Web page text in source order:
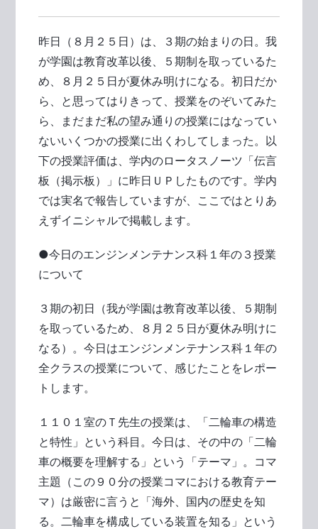
昨日（８月２５日）は、３期の始まりの日。我
が学園は教育改革以後、５期制を取っているた
め、８月２５日が夏休み明けになる。初日だか
ら、と思ってはりきって、授業をのぞいてみた
ら、まだまだ私の望み通りの授業にはなってい
ないいくつかの授業に出くわしてしまった。以
下の授業評価は、学内のロータスノーツ「伝言
板（掲示板）」に昨日ＵＰしたものです。学内
では実名で報告していますが、ここではとりあ
えずイニシャルで掲載します。
●今日のエンジンメンテナンス科１年の３授業
について
３期の初日（我が学園は教育改革以後、５期制
を取っているため、８月２５日が夏休み明けに
なる）。今日はエンジンメンテナンス科１年の
全クラスの授業について、感じたことをレポー
トします。
１１０１室のＴ先生の授業は、「二輪車の構造
と特性」という科目。今日は、その中の「二輪
車の概要を理解する」という「テーマ」。コマ
主題（この９０分の授業コマにおける教育テー
マ）は厳密に言うと「海外、国内の歴史を知
る。二輪車を構成している装置を知る」という